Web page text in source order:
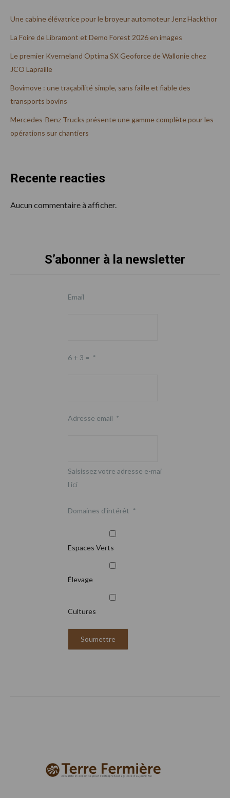
Une cabine élévatrice pour le broyeur automoteur Jenz Hackthor
La Foire de Libramont et Demo Forest 2026 en images
Le premier Kverneland Optima SX Geoforce de Wallonie chez
JCO Lapraille
Bovimove : une traçabilité simple, sans faille et fiable des
transports bovins
Mercedes-Benz Trucks présente une gamme complète pour les
opérations sur chantiers
Recente reacties
Aucun commentaire à afficher.
S’abonner à la newsletter
Email
6 + 3 = *
Adresse email *
Saisissez votre adresse e-mai
l ici
Domaines d'intérêt *
Espaces Verts
Élevage
Cultures